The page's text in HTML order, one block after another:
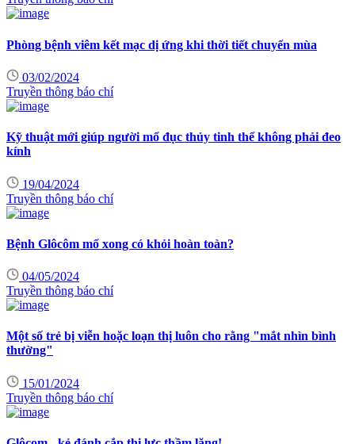
Phòng bệnh viêm kết mạc dị ứng khi thời tiết chuyển mùa
03/02/2024
Truyền thông báo chí
Kỹ thuật mới giúp người mổ đục thủy tinh thể không phải đeo
kính
19/04/2024
Truyền thông báo chí
Bệnh Glôcôm mổ xong có khỏi hoàn toàn?
04/05/2024
Truyền thông báo chí
Một số trẻ bị viễn hoặc loạn thị luôn cho rằng "mắt nhìn bình
thường"
15/01/2024
Truyền thông báo chí